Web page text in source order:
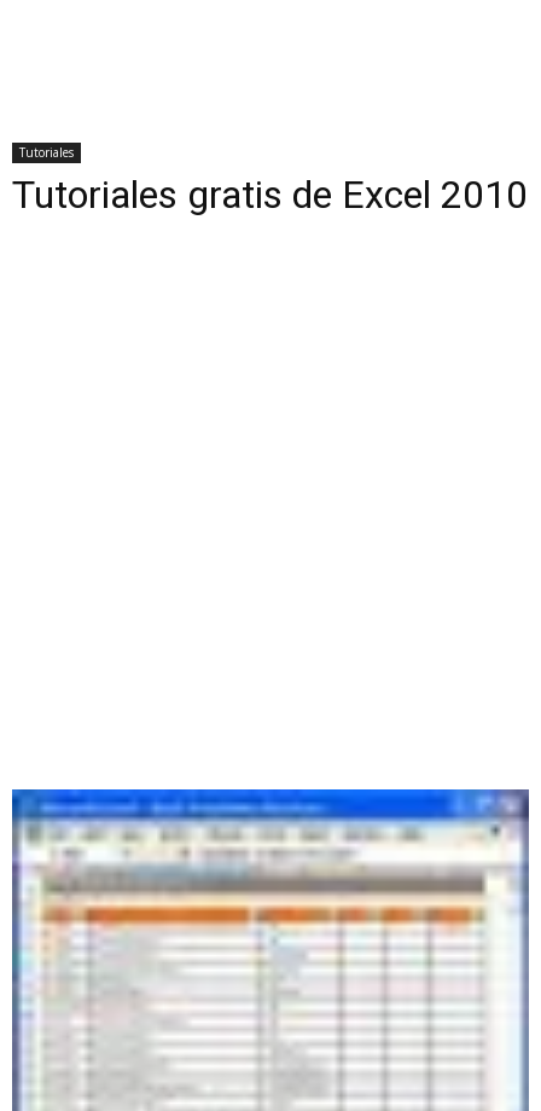
Tutoriales
Tutoriales gratis de Excel 2010